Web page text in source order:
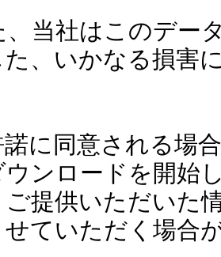
当社はこのデー
、いかなる損害
に同意される場
ウンロードを開始
ご提供いただいた
せていただく場合